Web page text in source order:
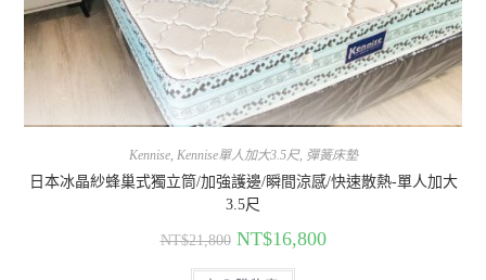
Kennise, Kennise單人加大3.5尺, 彈簧床墊
日本冰晶紗蜂巢式獨立筒/加強護邊/瞬間涼感/快速散熱-單人加大
3.5尺
NT$21,800 NT$16,800